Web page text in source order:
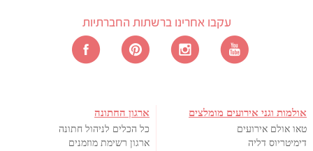
עקבו אחרינו ברשתות החברתיות
אולמות וגני אירועים מומלצים
טאו אולם אירועים
דימיטריוס דליה
ארגון החתונה
כל הכלים לניהול חתונה
ארגון רשימת מוזמנים